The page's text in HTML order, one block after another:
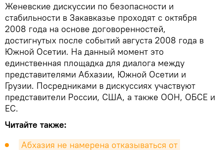
Женевские дискуссии по безопасности и
стабильности в Закавказье проходят с октября
2008 года на основе договоренностей,
достигнутых после событий августа 2008 года в
Южной Осетии. На данный момент это
единственная площадка для диалога между
представителями Абхазии, Южной Осетии и
Грузии. Посредниками в дискуссиях участвуют
представители России, США, а также ООН, ОБСЕ и
ЕС.
Читайте также:
Абхазия не намерена отказываться от